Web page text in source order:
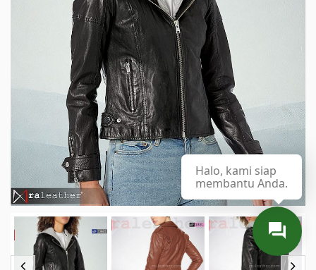
Halo, kami siap
membantu Anda.